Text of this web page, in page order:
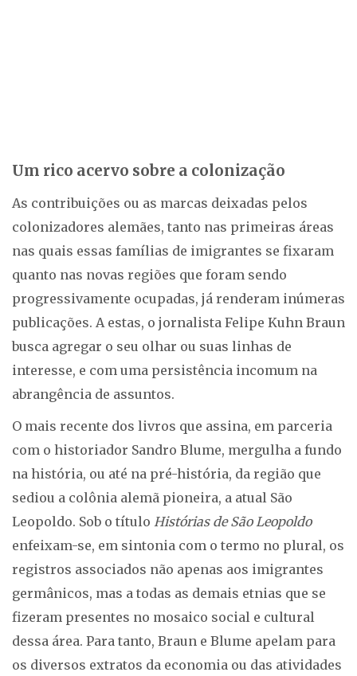
Um rico acervo sobre a colonização
As contribuições ou as marcas deixadas pelos
colonizadores alemães, tanto nas primeiras áreas
nas quais essas famílias de imigrantes se fixaram
quanto nas novas regiões que foram sendo
progressivamente ocupadas, já renderam inúmeras
publicações. A estas, o jornalista Felipe Kuhn Braun
busca agregar o seu olhar ou suas linhas de
interesse, e com uma persistência incomum na
abrangência de assuntos.
O mais recente dos livros que assina, em parceria
com o historiador Sandro Blume, mergulha a fundo
na história, ou até na pré-história, da região que
sediou a colônia alemã pioneira, a atual São
Leopoldo. Sob o título Histórias de São Leopoldo
enfeixam-se, em sintonia com o termo no plural, os
registros associados não apenas aos imigrantes
germânicos, mas a todas as demais etnias que se
fizeram presentes no mosaico social e cultural
dessa área. Para tanto, Braun e Blume apelam para
os diversos extratos da economia ou das atividades